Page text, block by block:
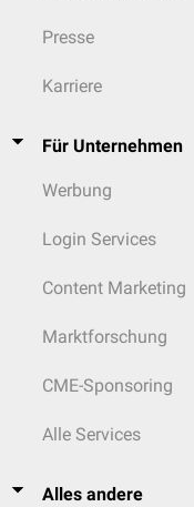
Presse
Karriere
Für Unternehmen
Werbung
Login Services
Content Marketing
Marktforschung
CME-Sponsoring
Alle Services
Alles andere